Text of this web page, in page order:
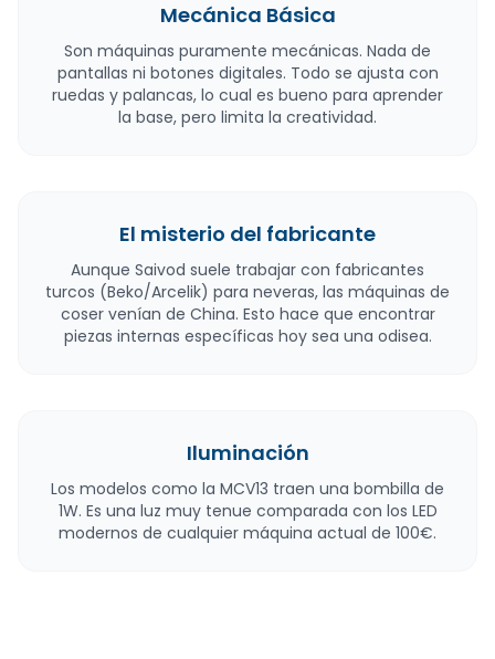
Mecánica Básica
Son máquinas puramente mecánicas. Nada de
pantallas ni botones digitales. Todo se ajusta con
ruedas y palancas, lo cual es bueno para aprender
la base, pero limita la creatividad.
El misterio del fabricante
Aunque Saivod suele trabajar con fabricantes
turcos (Beko/Arcelik) para neveras, las máquinas de
coser venían de China. Esto hace que encontrar
piezas internas específicas hoy sea una odisea.
Iluminación
Los modelos como la MCV13 traen una bombilla de
1W. Es una luz muy tenue comparada con los LED
modernos de cualquier máquina actual de 100€.